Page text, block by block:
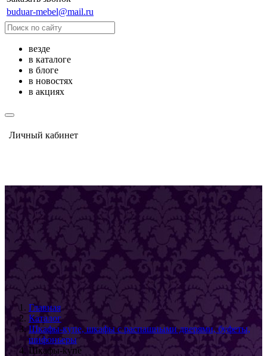
buduar-mebel@mail.ru
везде
в каталоге
в блоге
в новостях
в акциях
Личный кабинет
Главная
Каталог
Шкафы-купе, шкафы с распашными дверями, буфеты,
шифоньеры
Шкафы-купе